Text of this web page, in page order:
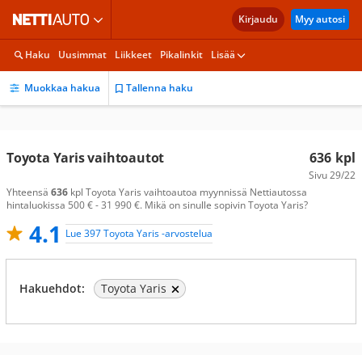
Kirjaudu Myy autosi
Haku Uusimmat Liikkeet Pikalinkit Lisää
Muokkaa hakua Tallenna haku
636 kpl
Sivu29/22
Toyota Yaris vaihtoautot
Yhteensä 636 kpl Toyota Yaris vaihtoautoa myynnissä Nettiautossa
hintaluokissa 500 € - 31 990 €. Mikä on sinulle sopivin Toyota Yaris?
4.1 Lue 397 Toyota Yaris -arvostelua
Hakuehdot: Toyota Yaris